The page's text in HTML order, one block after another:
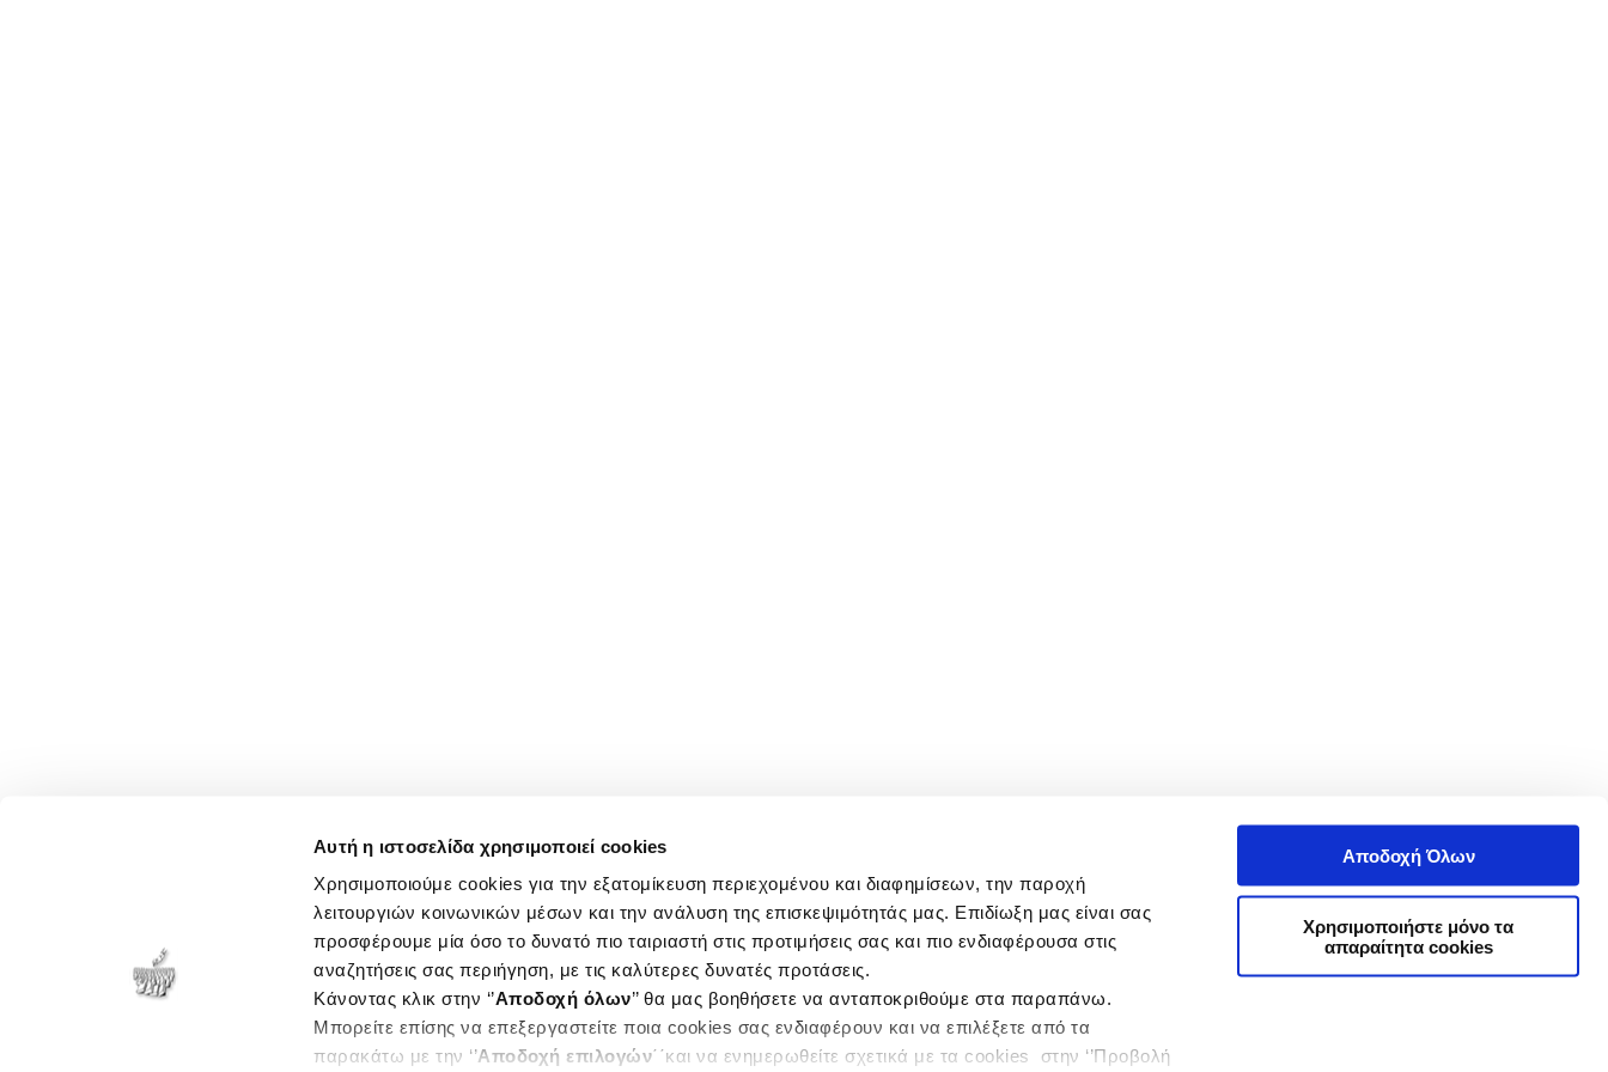
Αυτή η ιστοσελίδα χρησιμοποιεί cookies
Χρησιμοποιούμε cookies για την εξατομίκευση περιεχομένου και διαφημίσεων, την παροχή
λειτουργιών κοινωνικών μέσων και την ανάλυση της επισκεψιμότητάς μας. Επιδίωξη μας είναι σας
προσφέρουμε μία όσο το δυνατό πιο ταιριαστή στις προτιμήσεις σας και πιο ενδιαφέρουσα στις
αναζητήσεις σας περιήγηση, με τις καλύτερες δυνατές προτάσεις.
Κάνοντας κλικ στην ‘’Αποδοχή όλων’’ θα μας βοηθήσετε να ανταποκριθούμε στα παραπάνω.
Μπορείτε επίσης να επεξεργαστείτε ποια cookies σας ενδιαφέρουν και να επιλέξετε από τα
παρακάτω με την ‘’Αποδοχή επιλογών΄΄και να ενημερωθείτε σχετικά με τα cookies στην ‘’Προβολή
Αποδοχή Όλων
Χρησιμοποιήστε μόνο τα
απαραίτητα cookies